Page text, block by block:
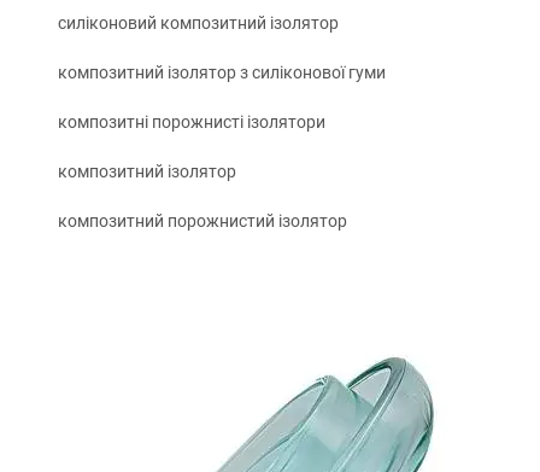
силіконовий композитний ізолятор
композитний ізолятор з силіконової гуми
композитні порожнисті ізолятори
композитний ізолятор
композитний порожнистий ізолятор